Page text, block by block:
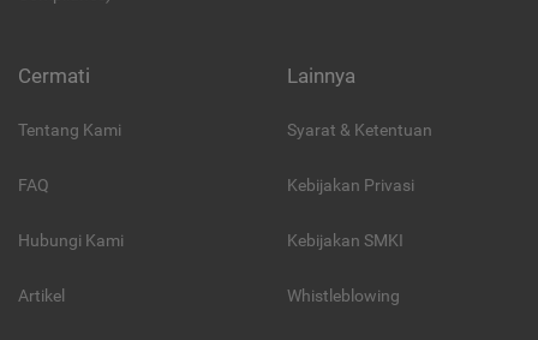
Cermati
Tentang Kami
FAQ
Hubungi Kami
Artikel
Lainnya
Syarat & Ketentuan
Kebijakan Privasi
Kebijakan SMKI
Whistleblowing